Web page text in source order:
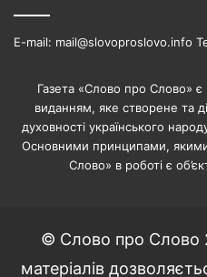
E-mail: mail@slovoproslovo.info
Газета «Слово про Слово»
виданням, яке створене та
духовності українського
Основними принципами,
Слово» в роботі є
© Слово про Слово
матеріалів